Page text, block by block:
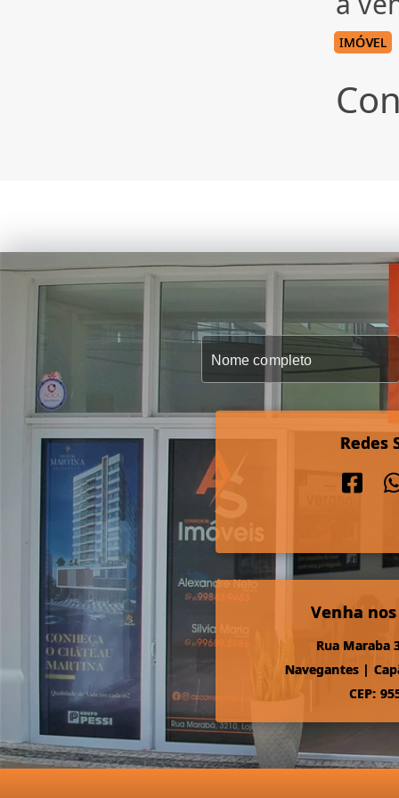
IMÓVEL
Redes
Venha
Rua Maraba
Navegantes |
CEP: